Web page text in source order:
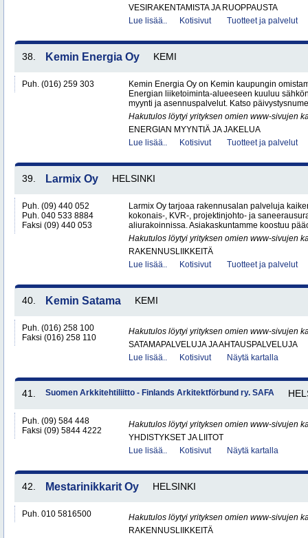
VESIRAKENTAMISTA JA RUOPPAUSTA
Lue lisää..
Kotisivut Tuotteet ja palvelut
38. Kemin Energia Oy KEMI
Puh. (016) 259 303
Kemin Energia Oy on Kemin kaupungin
Energian liiketoiminta-alueeseen kuuluu
myynti ja asennuspalvelut. Katso
Hakutulos löytyi yrityksen omien www-sivujen
ENERGIAN MYYNTIÄ JA JAKELUA
Lue lisää..
Kotisivut Tuotteet ja palvelut
39. Larmix Oy HELSINKI
Puh. (09) 440 052
Puh. 040 533 8884
Faksi (09) 440 053
Larmix Oy tarjoaa rakennusalan palveluja
kokonais-, KVR-, projektinjohto- ja
aliurakoinnissa. Asiakaskuntamme koostuu
Hakutulos löytyi yrityksen omien www-sivujen
RAKENNUSLIIKKEITÄ
Lue lisää..
Kotisivut Tuotteet ja palvelut
40. Kemin Satama KEMI
Puh. (016) 258 100
Faksi (016) 258 110
Hakutulos löytyi yrityksen omien www-sivujen
SATAMAPALVELUJA JA AHTAUSPALVELUJA
Lue lisää..
Kotisivut Näytä kartalla
41. Suomen Arkkitehtiliitto - Finlands Arkitektförbund ry. SAFA
Puh. (09) 584 448
Faksi (09) 5844 4222
Hakutulos löytyi yrityksen omien www-sivujen
YHDISTYKSET JA LIITOT
Lue lisää..
Kotisivut Näytä kartalla
42. Mestarinikkarit Oy HELSINKI
Puh. 010 5816500
Hakutulos löytyi yrityksen omien www-sivujen
RAKENNUSLIIKKEITÄ